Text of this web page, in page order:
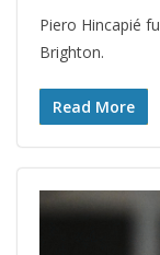
Piero Hincapié
Brighton.
Read More